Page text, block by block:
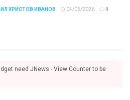
ХРИСТОВ ИВАНОВ 04/06/2026 0
need JNews - View Counter to be